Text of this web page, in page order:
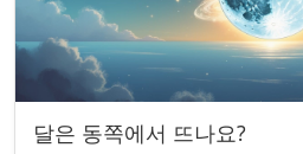
달은 동쪽에서 뜨나요?